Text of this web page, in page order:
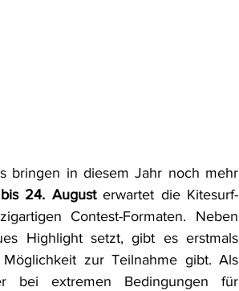
bringen in diesem Jahr noch mehr
24. August erwartet die Kitesurf-
Contest-Formaten. Neben
Highlight setzt, gibt es erstmals
zur Teilnahme gibt. Als
bei extremen Bedingungen für